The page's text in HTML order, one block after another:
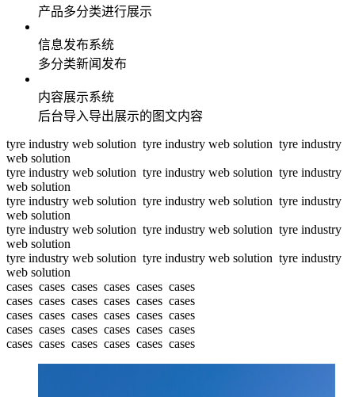
产品多分类进行展示
信息发布系统
多分类新闻发布
内容展示系统
后台导入导出展示的图文内容
tyre industry web solution tyre industry web solution tyre industry
web solution
tyre industry web solution tyre industry web solution tyre industry
web solution
tyre industry web solution tyre industry web solution tyre industry
web solution
tyre industry web solution tyre industry web solution tyre industry
web solution
tyre industry web solution tyre industry web solution tyre industry
web solution
cases cases cases cases cases cases
cases cases cases cases cases cases
cases cases cases cases cases cases
cases cases cases cases cases cases
cases cases cases cases cases cases